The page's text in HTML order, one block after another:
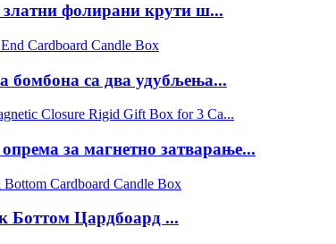
златни фолирани крути ш...
бомбона са два удубљења...
за магнетно затварање...
Боттом Цардбоард ...